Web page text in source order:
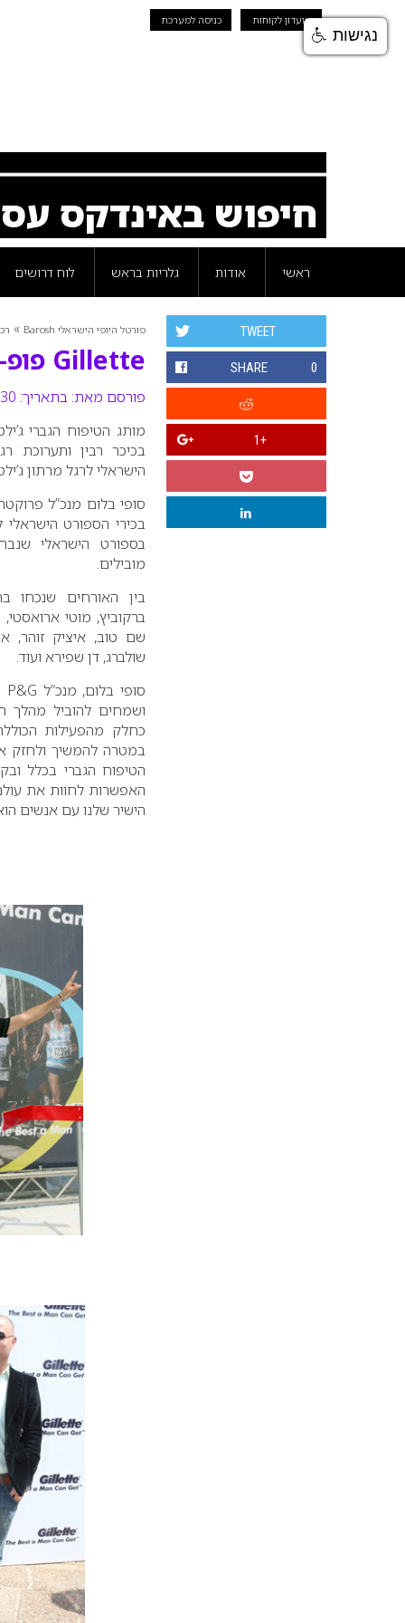
מועדון לקוחות כניסה למערכת
חיפוש באינדקס
ראשי אודות גלריות בראש לוח דרושים
פורטל היופי הישראלי Barosh »
Gillette פופ-אפ
פורסם מאת: בתאריך: 30 מרץ 2011
TWEET
SHARE 0
+1
מותג הטיפוח הגברי
בכיכר רבין ותערוכת
הישראלי לרגל מרתון
סופי בלום מנכ”ל
בכירי הספורט
בספורט הישראלי
מובילים.
בין האורחים שנכחו
ברקוביץ, מוטי ארואסטי,
שם טוב, איציק זוהר,
שולברג, דן שפירא ועוד.
סופי בלום, מנכ”ל P&G
ושמחים להוביל מהלך
כחלק מהפעילות
במטרה להמשיך ולחזק
הטיפוח הגברי בכלל
האפשרות לחוות את
הישיר שלנו עם אנשים
נגישות